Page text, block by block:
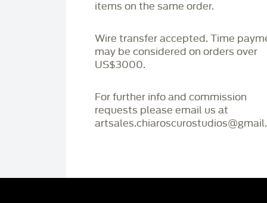
items on the same order.
Wire transfer accepted. Time
may be considered on orders over
US$3000.
For further info and commission
requests please email us at